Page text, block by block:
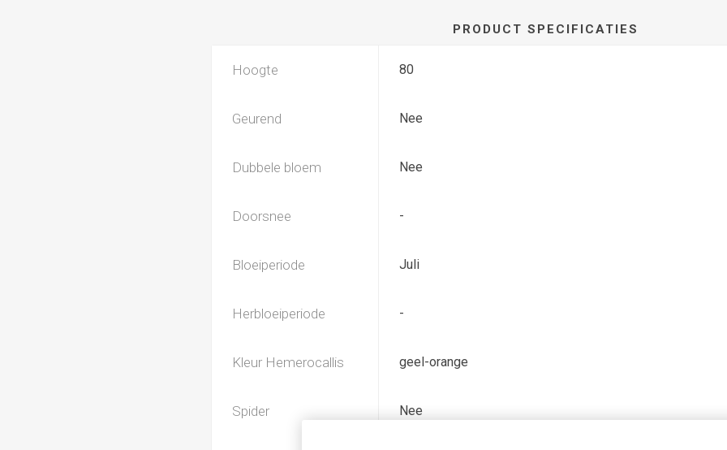
PRODUCT SPECIFICATIES
Hoogte 80
Geurend Nee
Dubbele bloem Nee
Doorsnee -
Bloeiperiode Juli
Herbloeiperiode -
Kleur Hemerocallis geel-orange
Spider Nee